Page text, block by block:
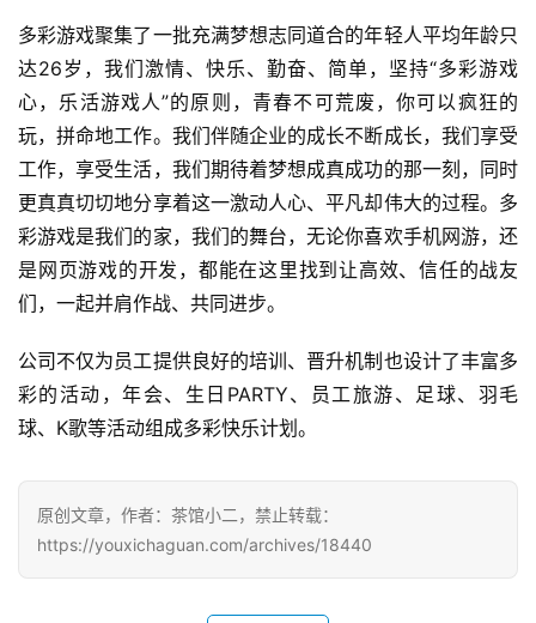
单
机
游
戏
休
闲
游
戏
2
0
2
十
三
届
多彩游戏聚集了一批充满梦想志同道合的年轻人平均年龄只
达26岁，我们激情、快乐、勤奋、简单，坚持“多彩游戏
心，乐活游戏人”的原则，青春不可荒废，你可以疯狂的
玩，拼命地工作。我们伴随企业的成长不断成长，我们享受
工作，享受生活，我们期待着梦想成真成功的那一刻，同时
更真真切切地分享着这一激动人心、平凡却伟大的过程。多
彩游戏是我们的家，我们的舞台，无论你喜欢手机网游，还
是网页游戏的开发，都能在这里找到让高效、信任的战友
们，一起并肩作战、共同进步。
公司不仅为员工提供良好的培训、晋升机制也设计了丰富多
彩的活动，年会、生日PARTY、员工旅游、足球、羽毛
球、K歌等活动组成多彩快乐计划。
原创文章，作者：茶馆小二，禁止转载：
https://youxichaguan.com/archives/18440